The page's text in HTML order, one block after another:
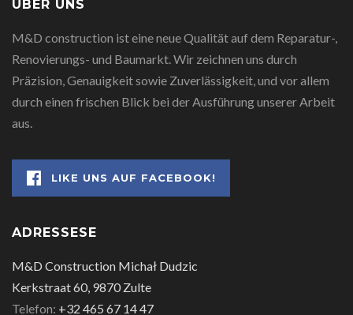
ÜBER UNS
M&D construction ist eine neue Qualität auf dem Reparatur-,
Renovierungs- und Baumarkt. Wir zeichnen uns durch
Präzision, Genauigkeit sowie Zuverlässigkeit, und vor allem
durch einen frischen Blick bei der Ausführung unserer Arbeit
aus.
LIKE UNS AUF FACEBOOK!
ADRESSESE
M&D Construction Michał Dudzic
Kerkstraat 60, 9870 Zulte
Telefon: +32 465 67 14 47